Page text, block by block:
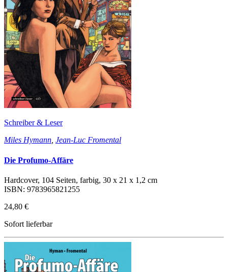
Schreiber & Leser
Miles Hymann, Jean-Luc Fromental
Die Profumo-Affäre
Hardcover, 104 Seiten, farbig, 30 x 21 x 1,2 cm
ISBN: 9783965821255
24,80 €
Sofort lieferbar